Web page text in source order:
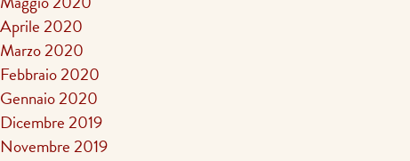
Aprile 2020
Marzo 2020
Febbraio 2020
Gennaio 2020
Dicembre 2019
Novembre 2019